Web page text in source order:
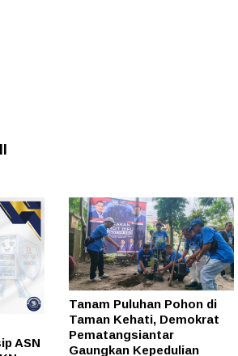
ASN
Tanam Puluhan Pohon di
Taman Kehati, Demokrat
Pematangsiantar
Gaungkan Kepedulian